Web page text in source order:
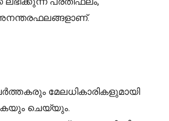
മേലധികാരികളുമായി
ചെയ്യും.